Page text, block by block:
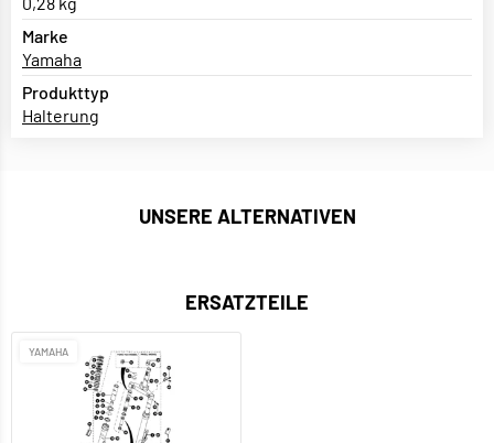
Marke
Yamaha
Produkttyp
Halterung
UNSERE ALTERNATIVEN
ERSATZTEILE
YAMAHA